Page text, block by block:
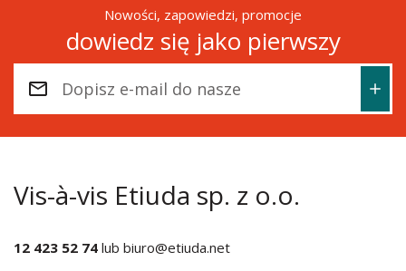
Nowości, zapowiedzi, promocje
dowiedz się jako pierwszy
Vis-à-vis Etiuda sp. z o.o.
12 423 52 74 lub biuro@etiuda.net